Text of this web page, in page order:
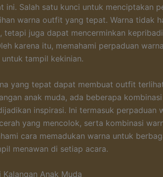
ini. Salah satu kunci untuk menciptakan
warna outfit yang tepat. Warna tidak
tetapi juga dapat mencerminkan
karena itu, memahami perpaduan
tampil kekinian.
yang tepat dapat membuat outfit
anak muda, ada beberapa
inspirasi. Ini termasuk perpaduan
yang mencolok, serta kombinasi
cara memadukan warna untuk
menawan di setiap acara.
Anak Muda